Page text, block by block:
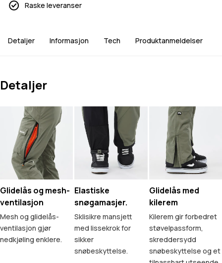
Raske leveranser
Detaljer Informasjon Tech Produktanmeldelser
Detaljer
Glidelås og mesh-
ventilasjon
Mesh og glidelås-
ventilasjon gjør
nedkjøling enklere.
Elastiske
snøgamasjer.
Sklisikre mansjett
med lissekrok for
sikker
snøbeskyttelse.
Glidelås med
kilerem
Kilerem gir forbedret
støvelpassform,
skreddersydd
snøbeskyttelse og et